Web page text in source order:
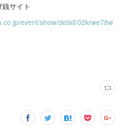
サイト
event/show/detail/02krwe78w